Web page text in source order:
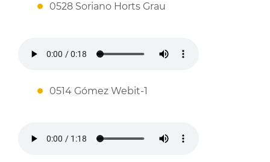
0528 Soriano Horts Grau
0514 Gómez Webit-1